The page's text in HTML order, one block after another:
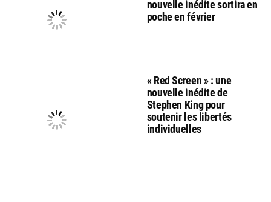
nouvelle inédite sortira en
poche en février
« Red Screen » : une
nouvelle inédite de
Stephen King pour
soutenir les libertés
individuelles